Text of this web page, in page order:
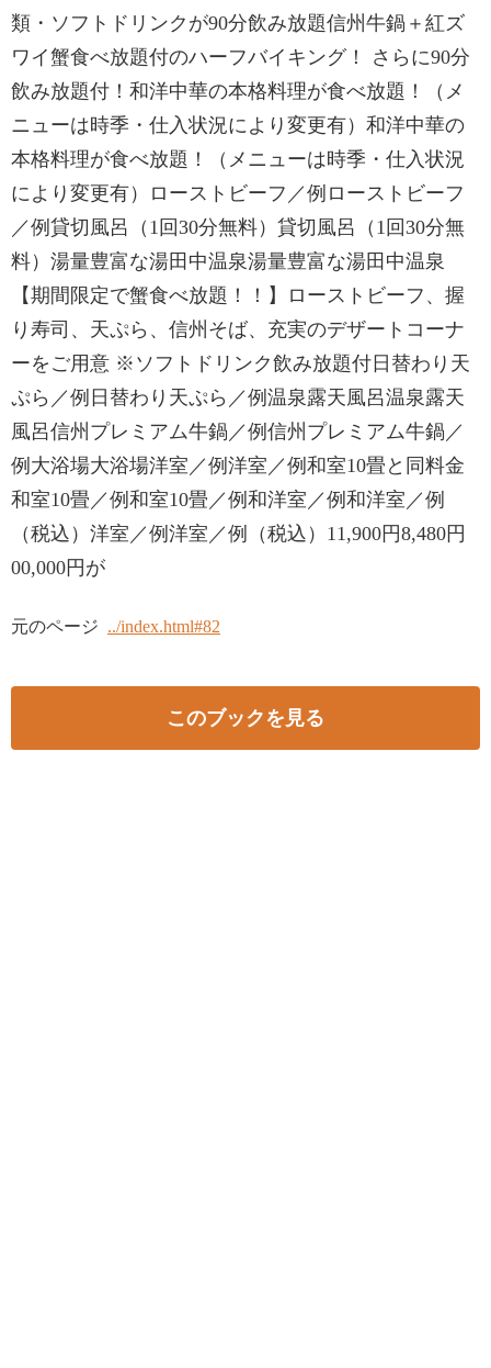
類・ソフトドリンクが90分飲み放題信州牛鍋＋紅ズ
ワイ蟹食べ放題付のハーフバイキング！ さらに90分
飲み放題付！和洋中華の本格料理が食べ放題！（メ
ニューは時季・仕入状況により変更有）和洋中華の
本格料理が食べ放題！（メニューは時季・仕入状況
により変更有）ローストビーフ／例ローストビーフ
／例貸切風呂（1回30分無料）貸切風呂（1回30分無
料）湯量豊富な湯田中温泉湯量豊富な湯田中温泉
【期間限定で蟹食べ放題！！】ローストビーフ、握
り寿司、天ぷら、信州そば、充実のデザートコーナ
ーをご用意 ※ソフトドリンク飲み放題付日替わり天
ぷら／例日替わり天ぷら／例温泉露天風呂温泉露天
風呂信州プレミアム牛鍋／例信州プレミアム牛鍋／
例大浴場大浴場洋室／例洋室／例和室10畳と同料金
和室10畳／例和室10畳／例和洋室／例和洋室／例
（税込）洋室／例洋室／例（税込）11,900円8,480円
00,000円が
元のページ ../index.html#82
このブックを見る